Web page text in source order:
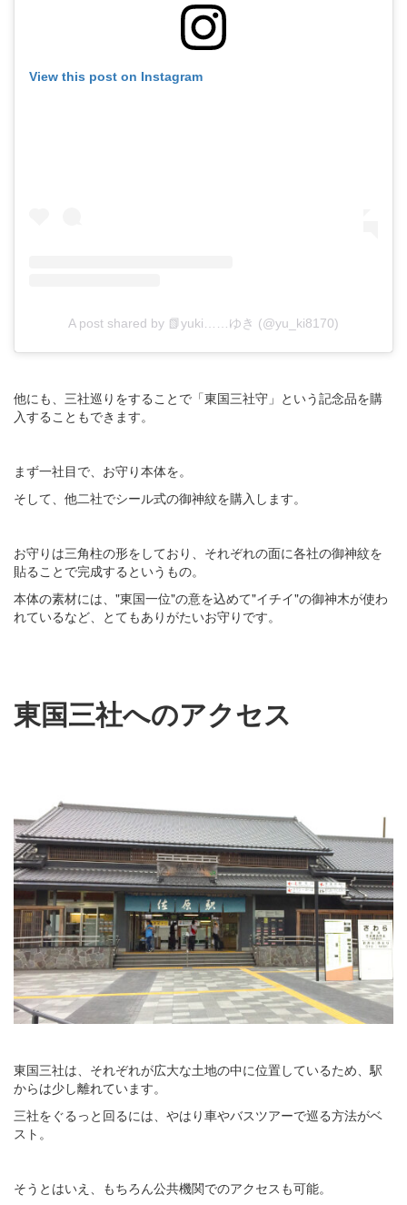
View this post on Instagram
A post shared by 📗yuki……ゆき (@yu_ki8170)
他にも、三社巡りをすることで「東国三社守」という記念品を購
入することもできます。
まず一社目で、お守り本体を。
そして、他二社でシール式の御神紋を購入します。
お守りは三角柱の形をしており、それぞれの面に各社の御神紋を
貼ることで完成するというもの。
本体の素材には、"東国一位"の意を込めて"イチイ"の御神木が使わ
れているなど、とてもありがたいお守りです。
東国三社へのアクセス
東国三社は、それぞれが広大な土地の中に位置しているため、駅
からは少し離れています。
三社をぐるっと回るには、やはり車やバスツアーで巡る方法がベ
スト。
そうとはいえ、もちろん公共機関でのアクセスも可能。